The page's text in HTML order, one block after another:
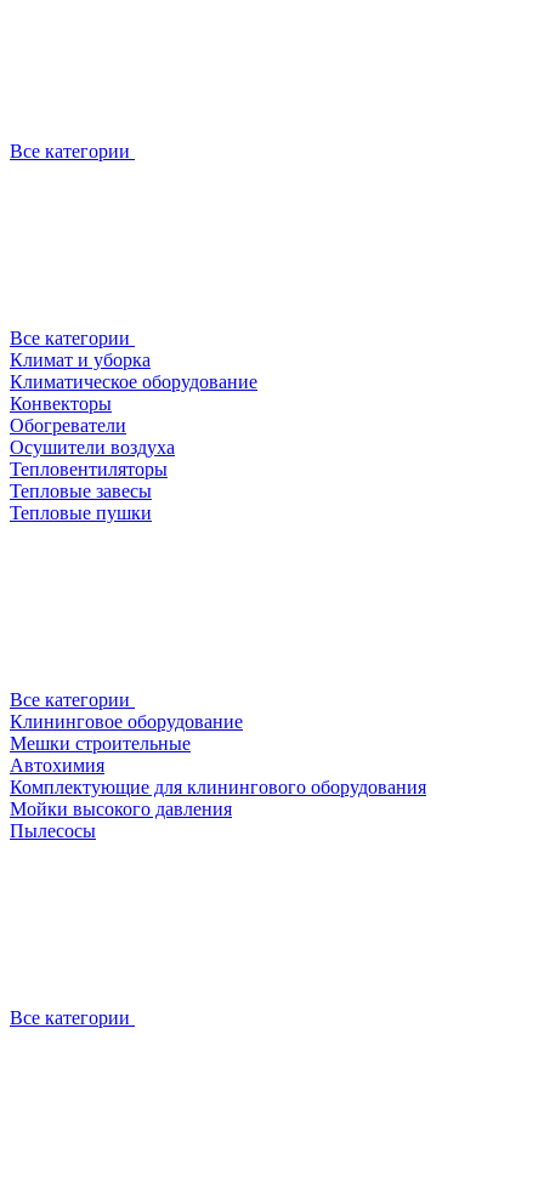
Все категории
Все категории
Климат и уборка
Климатическое оборудование
Конвекторы
Обогреватели
Осушители воздуха
Тепловентиляторы
Тепловые завесы
Тепловые пушки
Все категории
Клининговое оборудование
Мешки строительные
Автохимия
Комплектующие для клинингового оборудования
Мойки высокого давления
Пылесосы
Все категории